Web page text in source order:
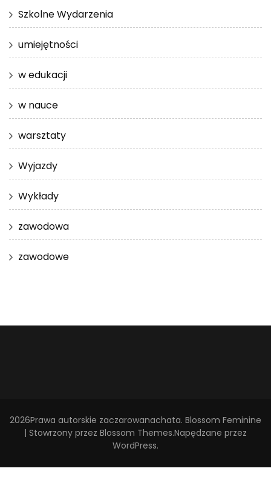
Szkolne Wydarzenia
umiejętności
w edukacji
w nauce
warsztaty
Wyjazdy
Wykłady
zawodowa
zawodowe
2026Prawa autorskie zaczarowanachata. Blossom Feminine
| Stowrzony przez Blossom Themes.Napędzane przez
WordPress.